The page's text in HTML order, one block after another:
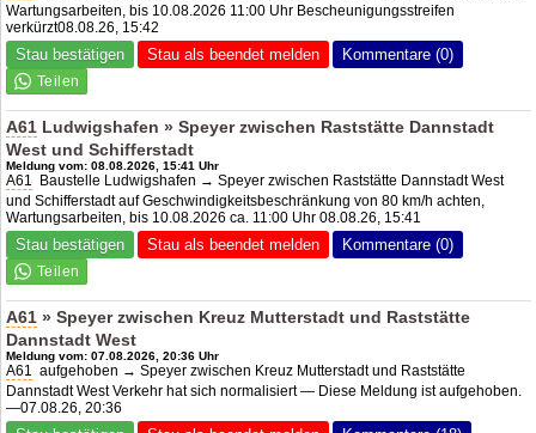
Wartungsarbeiten, bis 10.08.2026 11:00 Uhr Bescheunigungsstreifen
verkürzt08.08.26, 15:42
Stau bestätigen Stau als beendet melden Kommentare (0)
A61 Ludwigshafen » Speyer zwischen Raststätte Dannstadt
West und Schifferstadt
Meldung vom: 08.08.2026, 15:41 Uhr
A61
Baustelle Ludwigshafen → Speyer zwischen Raststätte Dannstadt West
und Schifferstadt auf Geschwindigkeitsbeschränkung von 80 km/h achten,
Wartungsarbeiten, bis 10.08.2026 ca. 11:00 Uhr 08.08.26, 15:41
Stau bestätigen Stau als beendet melden Kommentare (0)
A61 » Speyer zwischen Kreuz Mutterstadt und Raststätte
Dannstadt West
Meldung vom: 07.08.2026, 20:36 Uhr
A61 aufgehoben → Speyer zwischen Kreuz Mutterstadt und Raststätte
Dannstadt West Verkehr hat sich normalisiert — Diese Meldung ist aufgehoben.
—07.08.26, 20:36